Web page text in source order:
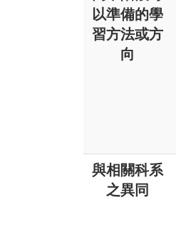
以準備的學
習方法或方
向
與相關科系
之異同